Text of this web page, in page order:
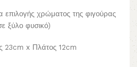
επιλογής χρώματος της φιγούρας
ξύλο φυσικό)
23cm x Πλάτος 12cm